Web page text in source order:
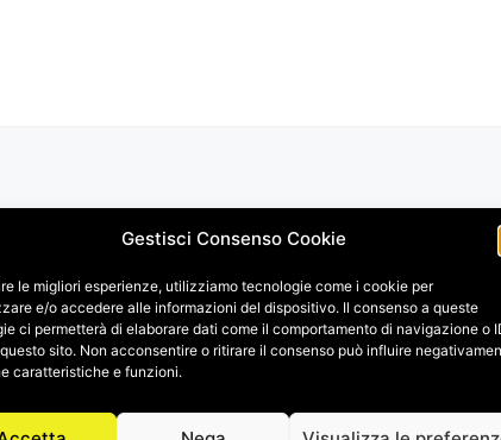
Gestisci Consenso Cookie
le migliori esperienze, utilizziamo tecnologie come i cookie per
e/o accedere alle informazioni del dispositivo. Il consenso a queste
ci permetterà di elaborare dati come il comportamento di navigazione o
sito. Non acconsentire o ritirare il consenso può influire
caratteristiche e funzioni.